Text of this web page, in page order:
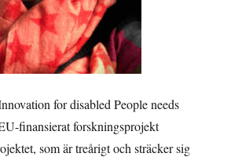
for disabled People needs
finansierat forskningsprojekt
som är treårigt och sträcker sig